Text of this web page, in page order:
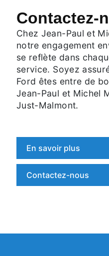
Contactez-
Chez Jean-Paul et
notre engagement
se reflète dans
service. Soyez
Ford êtes entre de
Jean-Paul et Michel
Just-Malmont.
En savoir plus
Contactez-nous